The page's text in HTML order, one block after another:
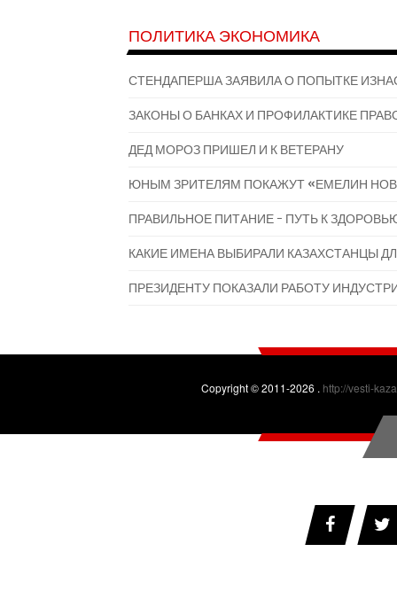
ПОЛИТИКА ЭКОНОМИКА
СТЕНДАПЕРША ЗАЯВИЛА О ПОПЫТКЕ
ЗАКОНЫ О БАНКАХ И ПРОФИЛАКТИКЕ
ДЕД МОРОЗ ПРИШЕЛ И К ВЕТЕРАНУ
ЮНЫМ ЗРИТЕЛЯМ ПОКАЖУТ «ЕМЕЛИН
ПРАВИЛЬНОЕ ПИТАНИЕ - ПУТЬ К
КАКИЕ ИМЕНА ВЫБИРАЛИ КАЗАХСТАНЦЫ
ПРЕЗИДЕНТУ ПОКАЗАЛИ РАБОТУ
Copyright © 2011-2026 . http://vesti-